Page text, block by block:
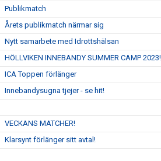
Publikmatch
Årets publikmatch närmar sig
Nytt samarbete med Idrottshälsan
HÖLLVIKEN INNEBANDY SUMMER CAMP 2023!
ICA Toppen förlänger
Innebandysugna tjejer - se hit!
VECKANS MATCHER!
Klarsynt förlänger sitt avtal!